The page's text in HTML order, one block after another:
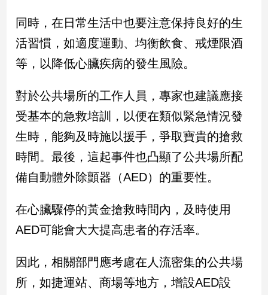
娛
樂
娛
星
聞
行/
時
尚
追
活
建
同時，在日常生活中也要注意保持良好的生
活習慣，如適度運動、均衡飲食、戒煙限酒
等，以降低心臟疾病的發生風險。
對於公共場所的工作人員，專家也建議應接
受基本的急救培訓，以便在類似緊急情況發
生時，能夠及時施以援手，爭取寶貴的搶救
時間。最後，這起事件也凸顯了公共場所配
備自動體外除顫器（AED）的重要性。
在心臟驟停的黃金搶救時間內，及時使用
AED可能會大大提高患者的存活率。
因此，相關部門應考慮在人流密集的公共場
所，如捷運站、商場等地方，增設AED設